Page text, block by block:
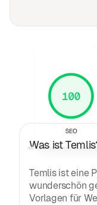
Was ist
Temlis ist eine
wunderschön
Vorlagen für